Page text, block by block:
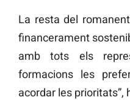
La resta del
financerament
amb tots els
formacions les
acordar les prioritats”,